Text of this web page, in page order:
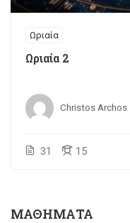
Ωριαία
Ωριαία 2
Christos Archos
31 15
ΜΑΘΉΜΑΤΑ